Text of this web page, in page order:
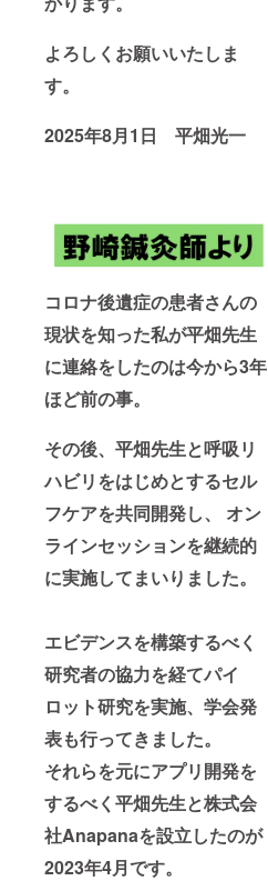
よろしくお願いいたしま
す。
2025年8月1日 平畑光一
コロナ後遺症の患者さんの
現状を知った私が平畑先生
に連絡をしたのは今から3年
ほど前の事。
その後、平畑先生と呼吸リ
ハビリをはじめとするセル
フケアを共同開発し、 オン
ラインセッションを継続的
に実施してまいりました。
エビデンスを構築するべく
研究者の協力を経てパイ
ロット研究を実施、学会発
表も行ってきました。
それらを元にアプリ開発を
するべく平畑先生と株式会
社Anapanaを設立したのが
2023年4月です。